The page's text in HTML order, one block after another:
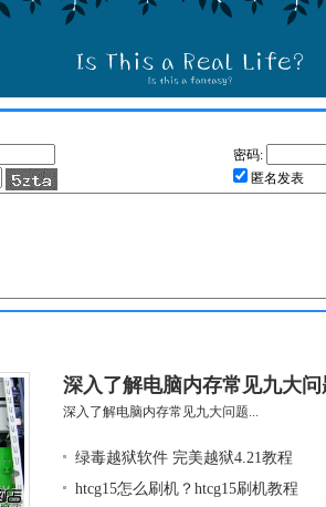
密码:
匿名发表
深入了解电脑内存常见九大问
深入了解电脑内存常见九大问题...
绿毒越狱软件 完美越狱4.21教程
htcg15怎么刷机？htcg15刷机教程